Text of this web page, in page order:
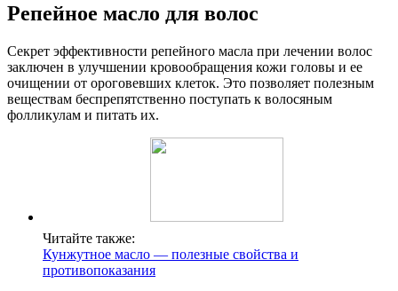
Репейное масло для волос
Секрет эффективности репейного масла при лечении волос
заключен в улучшении кровообращения кожи головы и ее
очищении от ороговевших клеток. Это позволяет полезным
веществам беспрепятственно поступать к волосяным
фолликулам и питать их.
Читайте также:
Кунжутное масло — полезные свойства и
противопоказания